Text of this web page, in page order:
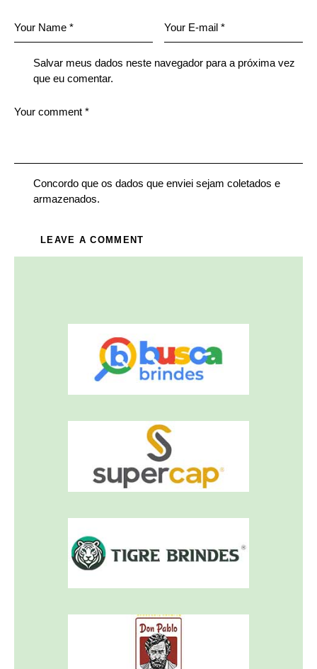
Salvar meus dados neste navegador para a próxima vez
que eu comentar.
Concordo que os dados que enviei sejam coletados e
armazenados.